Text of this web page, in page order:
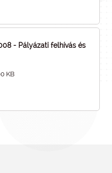
- Pályázati felhívás és
KB